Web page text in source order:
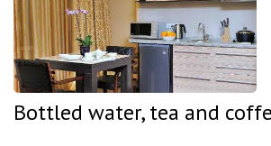
Bottled water, tea and